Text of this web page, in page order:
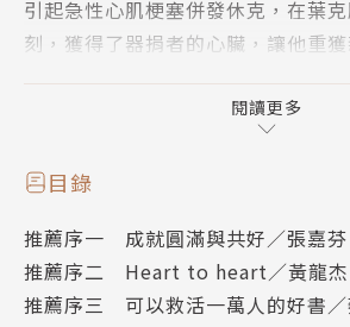
引起急性心肌梗塞併發休克，在葉
刻，獲得了器捐者的心臟，讓他重獲
生命的轉折點，就在一場意外之後
後的黃健予，真的體會到逆轉人生
移植後，彷彿開始一段不同的人生，
的勝利組，真實的面對自己也許才是
門。
閱讀更多
目錄
推薦序一 成就圓滿與共好／張嘉芬
推薦序二 Heart to heart／黃龍杰
推薦序三 可以救活一萬人的好書